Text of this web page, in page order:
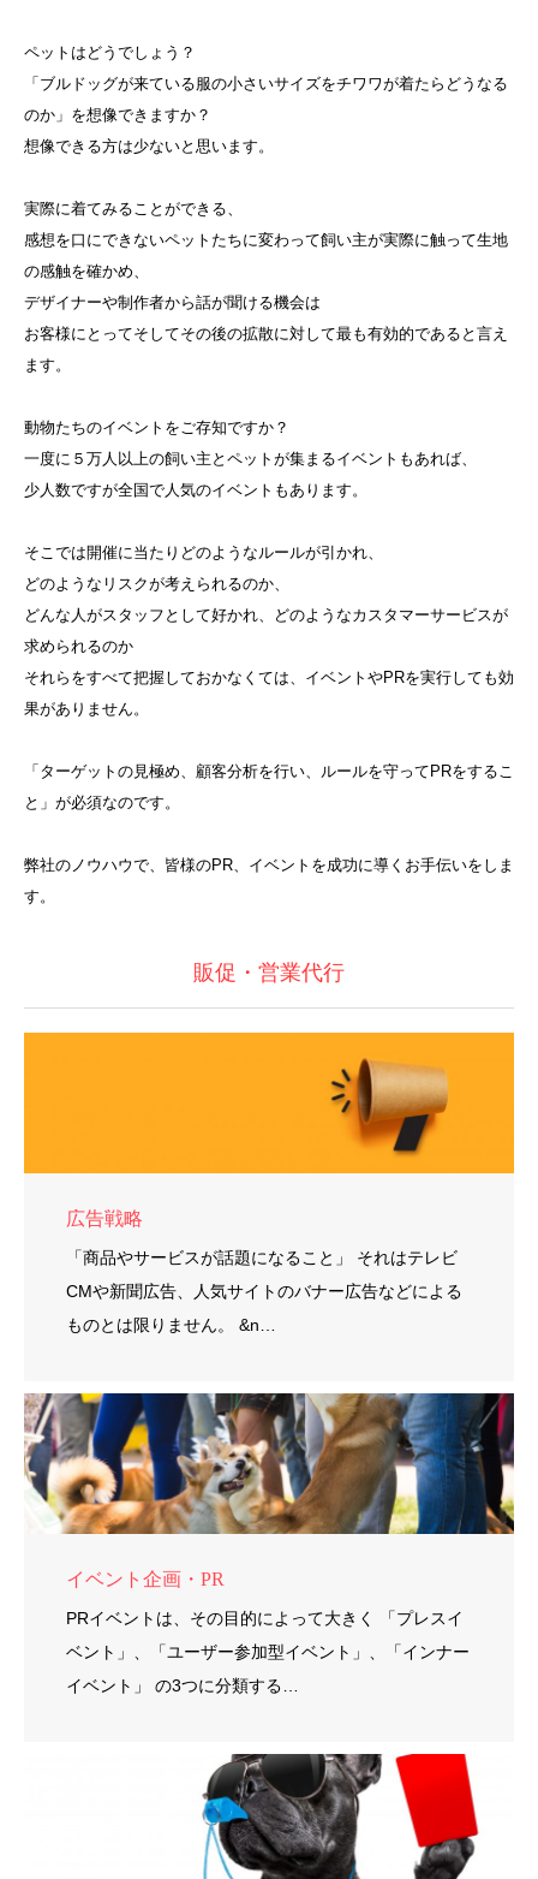
ペットはどうでしょう？
「ブルドッグが来ている服の小さいサイズをチワワが着たらどうなる
のか」を想像できますか？
想像できる方は少ないと思います。
実際に着てみることができる、
感想を口にできないペットたちに変わって飼い主が実際に触って生地
の感触を確かめ、
デザイナーや制作者から話が聞ける機会は
お客様にとってそしてその後の拡散に対して最も有効的であると言え
ます。
動物たちのイベントをご存知ですか？
一度に５万人以上の飼い主とペットが集まるイベントもあれば、
少人数ですが全国で人気のイベントもあります。
そこでは開催に当たりどのようなルールが引かれ、
どのようなリスクが考えられるのか、
どんな人がスタッフとして好かれ、どのようなカスタマーサービスが
求められるのか
それらをすべて把握しておかなくては、イベントやPRを実行しても効
果がありません。
「ターゲットの見極め、顧客分析を行い、ルールを守ってPRをするこ
と」が必須なのです。
弊社のノウハウで、皆様のPR、イベントを成功に導くお手伝いをしま
す。
販促・営業代行
広告戦略
「商品やサービスが話題になること」 それはテレビ
CMや新聞広告、人気サイトのバナー広告などによる
ものとは限りません。 &n…
イベント企画・PR
PRイベントは、その目的によって大きく 「プレスイ
ベント」、「ユーザー参加型イベント」、「インナー
イベント」 の3つに分類する…